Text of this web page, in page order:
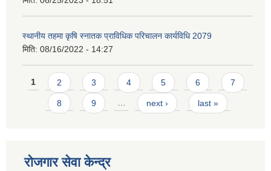
स्थानीय तहमा कृषि स्नातक प्राविधिक परिचालन कार्यविधि 2079
मिति: 08/16/2022 - 14:27
Pages
1 2 3 4 5 6 7
8 9 … next › last »
रोजगार सेवा केन्द्र